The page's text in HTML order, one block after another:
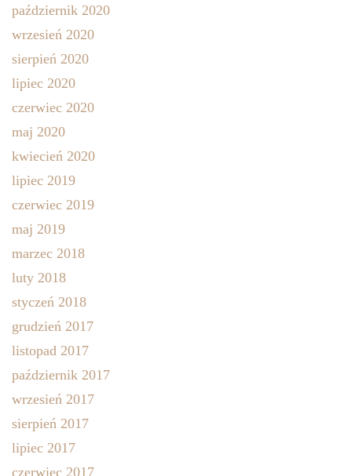
październik 2020
wrzesień 2020
sierpień 2020
lipiec 2020
czerwiec 2020
maj 2020
kwiecień 2020
lipiec 2019
czerwiec 2019
maj 2019
marzec 2018
luty 2018
styczeń 2018
grudzień 2017
listopad 2017
październik 2017
wrzesień 2017
sierpień 2017
lipiec 2017
czerwiec 2017